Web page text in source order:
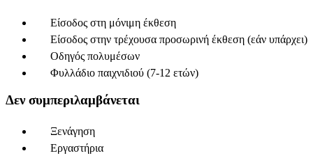
Είσοδος στη μόνιμη έκθεση
Είσοδος στην τρέχουσα προσωρινή έκθεση (εάν υπάρχει)
Οδηγός πολυμέσων
Φυλλάδιο παιχνιδιού (7-12 ετών)
Δεν συμπεριλαμβάνεται
Ξενάγηση
Εργαστήρια